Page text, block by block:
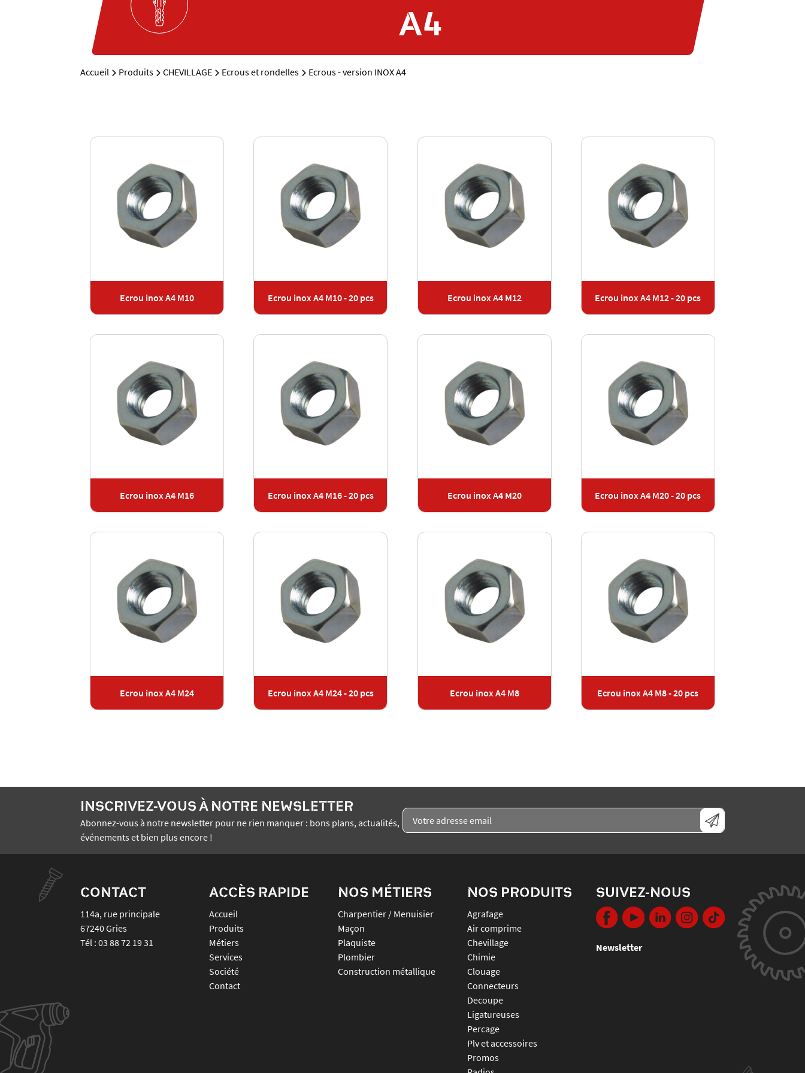
A4
Accueil Produits CHEVILLAGE Ecrous et rondelles Ecrous - version INOX A4
Ecrou inox A4 M10 Ecrou inox A4 M10 - 20 pcs Ecrou inox A4 M12 Ecrou inox A4 M12 - 20 pcs
Ecrou inox A4 M16 Ecrou inox A4 M16 - 20 pcs Ecrou inox A4 M20 Ecrou inox A4 M20 - 20 pcs
Ecrou inox A4 M24 Ecrou inox A4 M24 - 20 pcs Ecrou inox A4 M8 Ecrou inox A4 M8 - 20 pcs
INSCRIVEZ-VOUS À NOTRE NEWSLETTER
Abonnez-vous à notre newsletter pour ne rien manquer : bons plans, actualités,
événements et bien plus encore !
CONTACT
114a, rue principale
67240Gries
Tél :03 88 72 19 31
ACCÈS RAPIDE
Accueil
Produits
Métiers
Services
Société
Contact
NOS MÉTIERS
Charpentier / Menuisier
Maçon
Plaquiste
Plombier
Construction métallique
NOS PRODUITS
agrafage
air comprime
chevillage
chimie
clouage
connecteurs
decoupe
ligatureuses
percage
plv et accessoires
promos
SUIVEZ-NOUS
Newsletter